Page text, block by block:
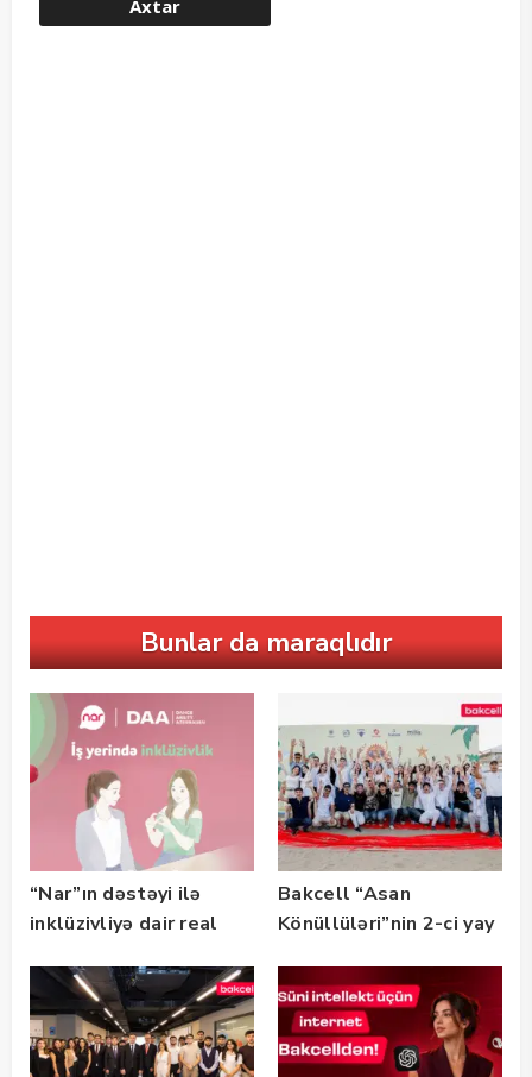
Bunlar da maraqlıdır
“Nar”ın dəstəyi ilə
inklüzivliyə dair real
təqdim edilir
Bakcell “Asan
Könüllüləri”nin 2-ci yay
olub — FOTO